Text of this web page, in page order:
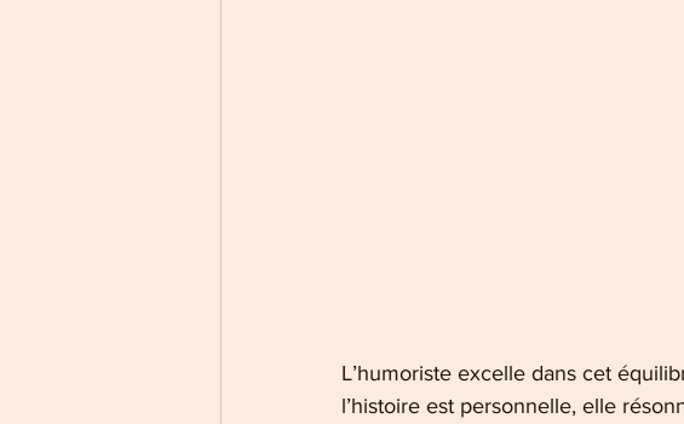
L’humoriste excelle dans cet
l’histoire est personnelle, elle